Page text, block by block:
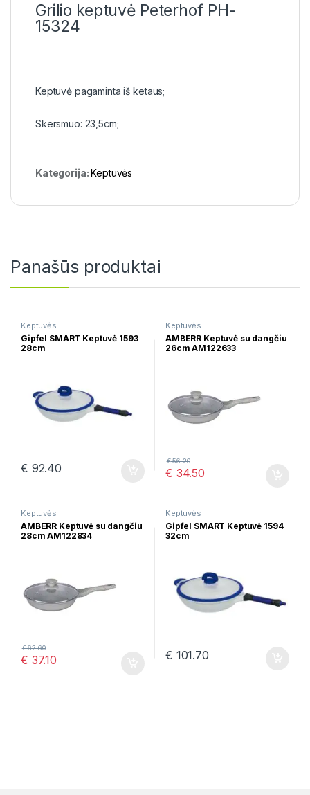
Grilio keptuvė Peterhof PH-
15324
Keptuvė pagaminta iš ketaus;
Skersmuo: 23,5cm;
Kategorija:Keptuvės
Panašūs produktai
Keptuvės
Gipfel SMART Keptuvė 1593
28cm
€ 92.40
Keptuvės
AMBERR Keptuvė su dangčiu
26cm AM122633
€ 34.50
€56.20
Keptuvės
AMBERR Keptuvė su dangčiu
28cm AM122834
€ 37.10
€62.60
Keptuvės
Gipfel SMART Keptuvė 1594
32cm
€ 101.70